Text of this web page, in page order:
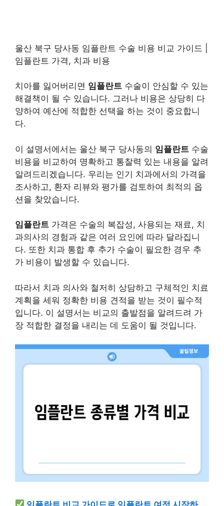
울산 북구 당사동 임플란트 수술 비용 비교 가이드 |
임플란트 가격, 치과 비용
치아를 잃어버리면 임플란트 수술이 안심할 수 있는
해결책이 될 수 있습니다. 그러나 비용은 상당히 다
양하여 예산에 적합한 선택을 하는 것이 중요합니
다.
이 설명서에서는 울산 북구 당사동의 임플란트 수술
비용을 비교하여 명확하고 통찰력 있는 내용을 알려
알려드리겠습니다. 우리는 인기 치과에서의 가격을
조사하고, 환자 리뷰와 평가를 검토하여 최적의 옵
션을 찾았습니다.
임플란트 가격은 수술의 복잡성, 사용되는 재료, 치
과의사의 경험과 같은 여러 요인에 따라 달라집니
다. 또한 치과 통합 후 추가 수술이 필요한 경우 추
가 비용이 발생할 수 있습니다.
따라서 치과 의사와 철저히 상담하고 구체적인 치료
계획을 세워 정확한 비용 견적을 받는 것이 필수적
입니다. 이 설명서는 비교의 출발점을 알려드려 가
장 적합한 결정을 내리는 데 도움이 될 것입니다.